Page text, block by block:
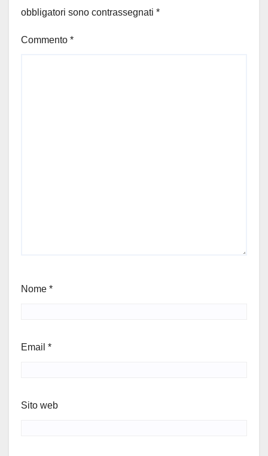
obbligatori sono contrassegnati *
Commento *
Nome *
Email *
Sito web